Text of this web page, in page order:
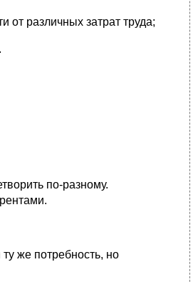
различных затрат труда;
по-разному.
же потребность, но